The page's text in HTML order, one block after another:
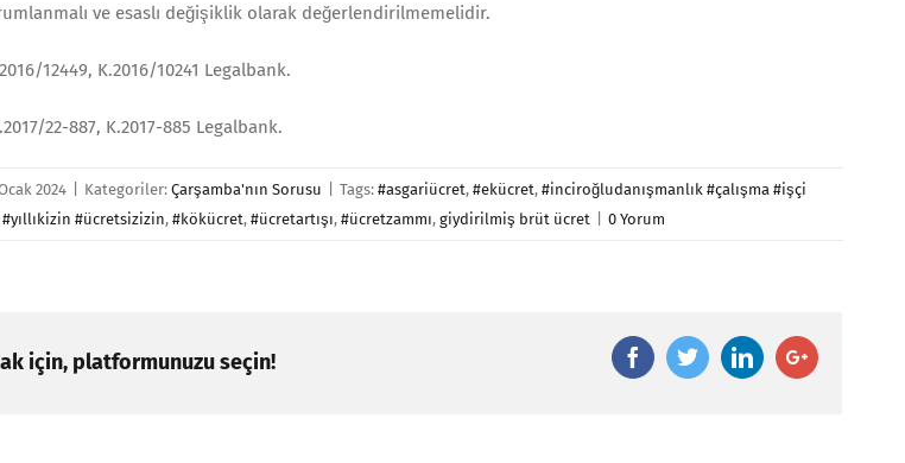
ve esaslı değişiklik olarak değerlendirilmemelidir.
12449, K.2016/10241 Legalbank.
22-887, K.2017-885 Legalbank.
2024 Kategoriler:Çarşamba'nın Sorusu Tags:#asgariücret,#ekücret,#inciroğludanışmanlık #çalışma #işçi
#ücretsizizin,#kökücret,#ücretartışı,#ücretzammı,giydirilmiş brüt ücret 0 Yorum
için, platformunuzu seçin! FacebookTwitterLinkedinGoogle+